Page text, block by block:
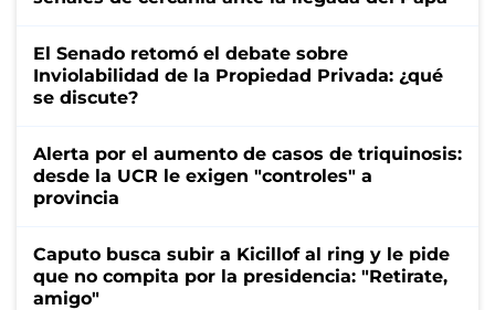
El Senado retomó el debate sobre
Inviolabilidad de la Propiedad Privada: ¿qué
se discute?
Alerta por el aumento de casos de triquinosis:
desde la UCR le exigen "controles" a
provincia
Caputo busca subir a Kicillof al ring y le pide
que no compita por la presidencia: "Retirate,
amigo"